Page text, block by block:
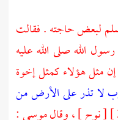
لبعض حاجته . فقالت
الله صلى الله عليه
مثل هؤلاء كمثل إخوة
لا تذر على الأرض من
[ نوح ] ، وقالموسى: